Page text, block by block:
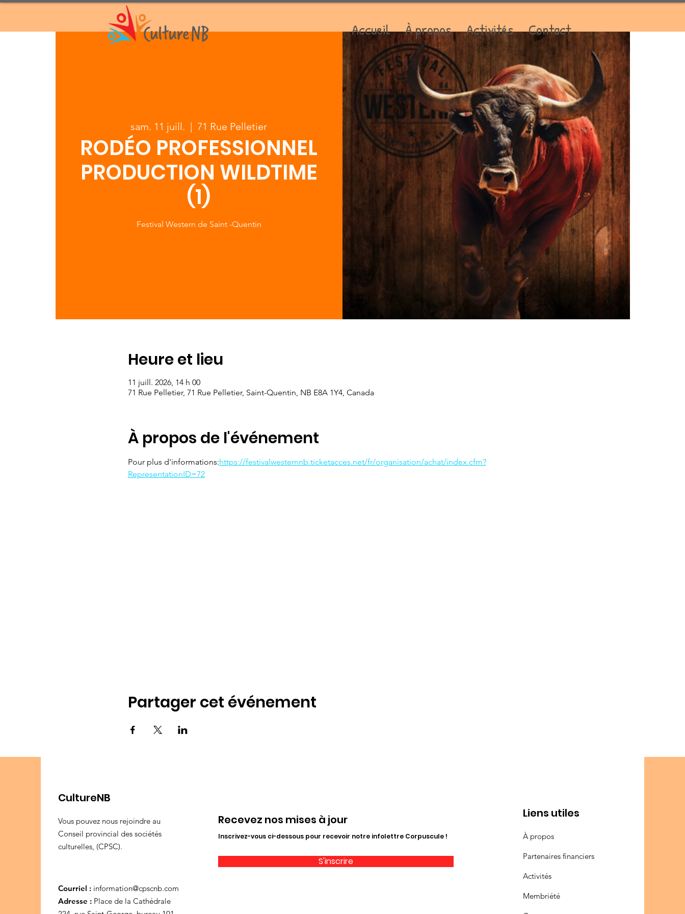
Accueil À propos Activités Contact
sam. 11 juill.
  |
71 Rue Pelletier
RODÉO PROFESSIONNEL
PRODUCTION WILDTIME
(1)
Festival Western de Saint -Quentin
Heure et lieu
11 juill. 2026, 14 h 00
71 Rue Pelletier, 71 Rue Pelletier, Saint-Quentin, NB E8A 1Y4, Canada
À propos de l'événement
Pour plus d'informations:https://festivalwesternnb.ticketacces.net/fr/organisation/achat/index.cfm?
RepresentationID=72
Partager cet événement
CultureNB
Vous pouvez nous rejoindre au
Conseil provincial des sociétés
culturelles, (CPSC).
Courriel : information@cpscnb.com
Adresse : Place de la Cathédrale
Recevez nos mises à jour
Inscrivez-vous ci-dessous pour recevoir notre infolettre Corpuscule !
S'inscrire
Liens utiles
À propos
Partenaires financiers
Activités
Membriété